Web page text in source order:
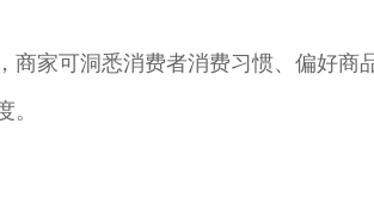
家可洞悉消费者消费习惯、偏好商
。​